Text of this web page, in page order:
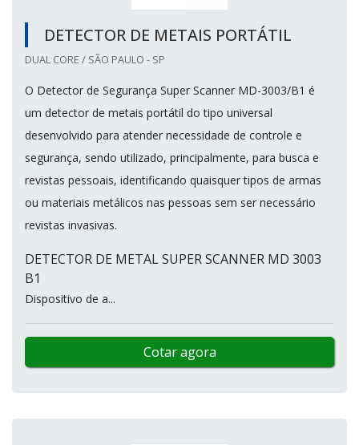
DETECTOR DE METAIS PORTÁTIL
DUAL CORE / SÃO PAULO - SP
O Detector de Segurança Super Scanner MD-3003/B1 é
um detector de metais portátil do tipo universal
desenvolvido para atender necessidade de controle e
segurança, sendo utilizado, principalmente, para busca e
revistas pessoais, identificando quaisquer tipos de armas
ou materiais metálicos nas pessoas sem ser necessário
revistas invasivas.
DETECTOR DE METAL SUPER SCANNER MD 3003
B1
Dispositivo de a...
Cotar agora